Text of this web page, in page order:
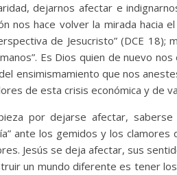
dejarnos afectar e
nos hace volver la mirada hacia
de Jesucristo” (DCE 18);
Es Dios quien de nuevo
ensimismamiento que nos
de esta crisis económica y de
por dejarse afectar, saberse
ante los gemidos y los
Jesús se deja afectar, sus
un mundo diferente es tener